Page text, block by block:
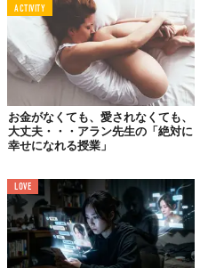
01.
もっとも正気でない人間とは、
る人間のことだ。
ACTIVITY
お金がなくても、愛されなくても、
大丈夫・・・アラン先生の「絶対に
幸せになれる授業」
LOVE